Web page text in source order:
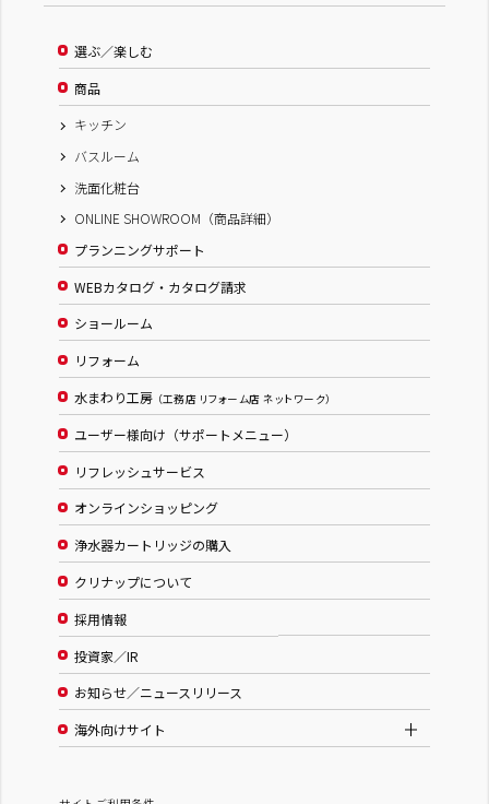
選ぶ／楽しむ
商品
キッチン
バスルーム
洗面化粧台
ONLINE SHOWROOM（商品詳細）
プランニングサポート
WEBカタログ・カタログ請求
ショールーム
リフォーム
水まわり工房 （工務店 リフォーム店 ネットワーク）
ユーザー様向け（サポートメニュー）
リフレッシュサービス
オンラインショッピング
浄水器カートリッジの購入
クリナップについて
採用情報
投資家／IR
お知らせ／ニュースリリース
海外向けサイト